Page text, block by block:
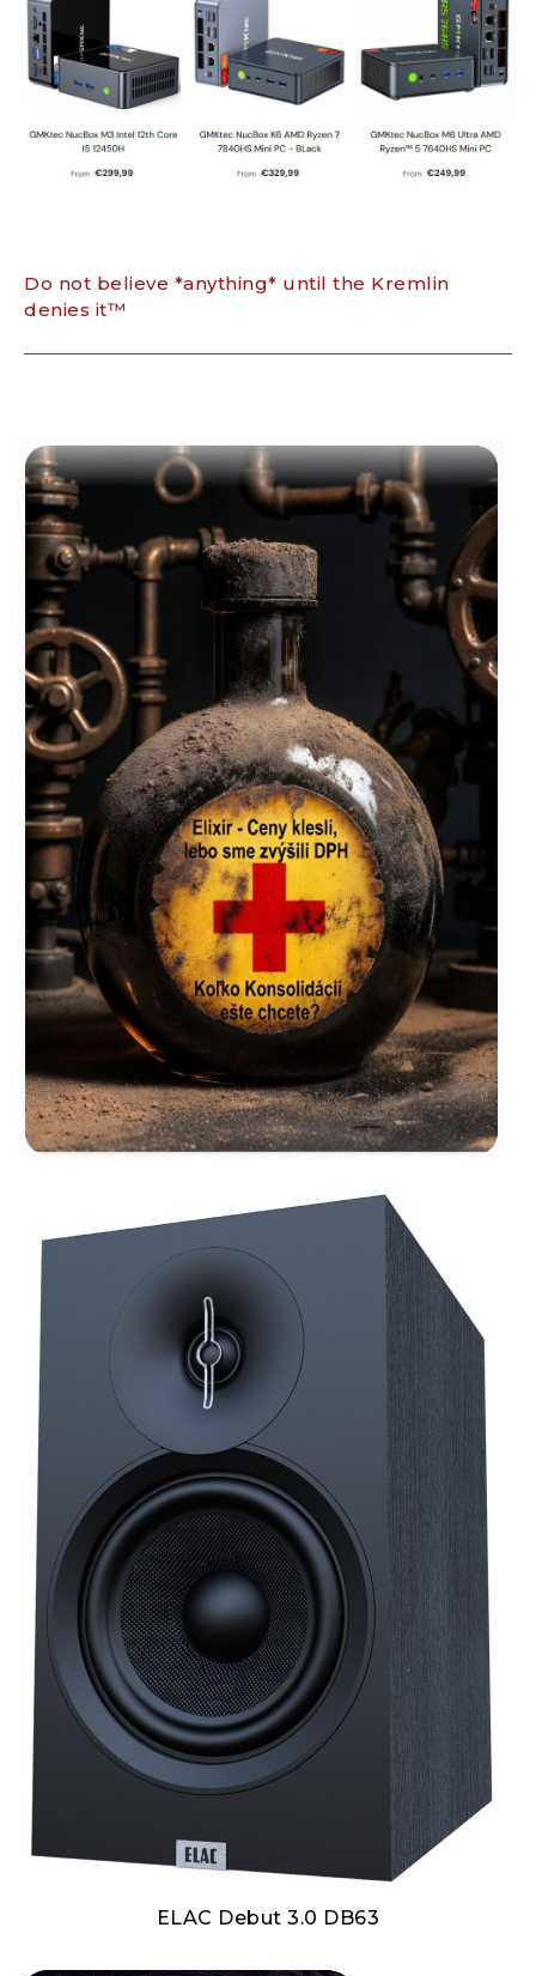
Do not believe *anything* until the Kremlin
denies it™
ELAC Debut 3.0 DB63